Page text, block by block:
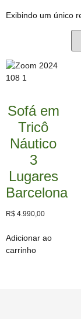
Exibindo um único
Sofá em
Tricô
Náutico
3
Lugares
Barcelona
R$ 4.990,00
Adicionar ao
carrinho